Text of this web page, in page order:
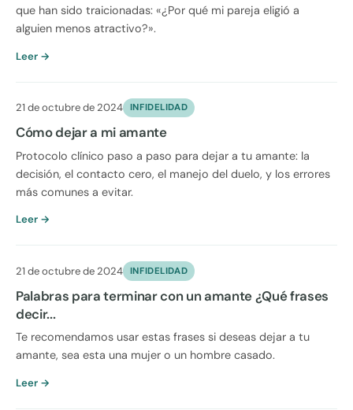
que han sido traicionadas: «¿Por qué mi pareja eligió a
alguien menos atractivo?».
Leer →
21 de octubre de 2024 INFIDELIDAD
Cómo dejar a mi amante
Protocolo clínico paso a paso para dejar a tu amante: la
decisión, el contacto cero, el manejo del duelo, y los errores
más comunes a evitar.
Leer →
21 de octubre de 2024 INFIDELIDAD
Palabras para terminar con un amante ¿Qué frases
decir...
Te recomendamos usar estas frases si deseas dejar a tu
amante, sea esta una mujer o un hombre casado.
Leer →